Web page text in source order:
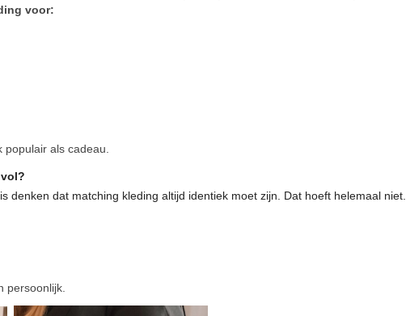
voor:
populair als cadeau.
denken dat matching kleding altijd identiek moet zijn. Dat hoeft helemaal niet.
persoonlijk.